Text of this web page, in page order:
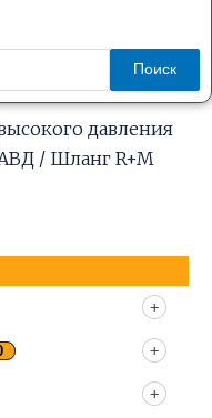
Поиск
давления
/ Шланг R+M